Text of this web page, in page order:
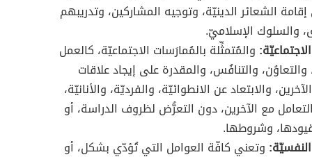
الشعائر الدينيّة، وتوجيه المشاركين، وتدريبهم
والسلوك الإسلاميّ.
والمُتمثِّلة بالمُمارَسات الاجتماعيّة، كالعمل
والتنافُس، والمقدرة على إيجاد علاقات
والابتعاد عن الانطوائيّة، والفرديّة، والأنانيّة،
مع الآخرين، دون التعرُّض لظروف الدراسة، أو
وشروطها.
وتعني كافّة العوامل التي تُؤدّي بشكل، أو